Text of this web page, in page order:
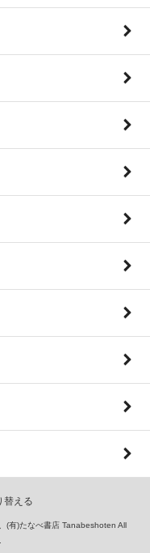
替える
(有)たなべ書店 Tanabeshoten All